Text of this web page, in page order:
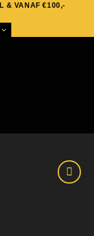
& VANAF €100,-